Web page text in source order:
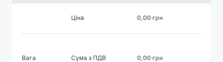
Ціна 0,00 грн
Вага
Сума з ПДВ 0,00 грн